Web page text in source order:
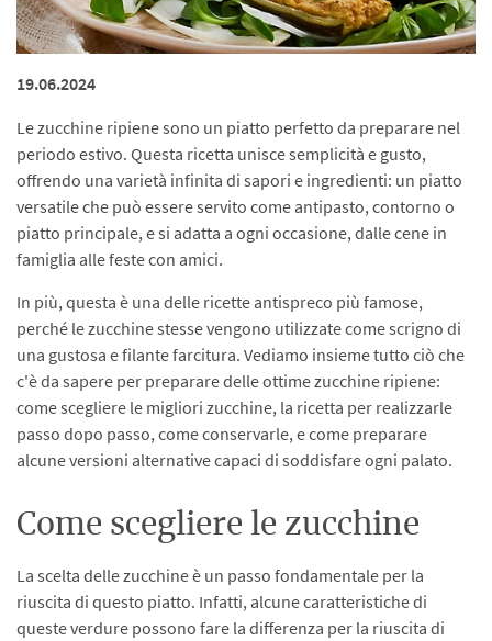
19.06.2024
Le zucchine ripiene sono un piatto perfetto da preparare nel
periodo estivo. Questa ricetta unisce semplicità e gusto,
offrendo una varietà infinita di sapori e ingredienti: un piatto
versatile che può essere servito come antipasto, contorno o
piatto principale, e si adatta a ogni occasione, dalle cene in
famiglia alle feste con amici.
In più, questa è una delle ricette antispreco più famose,
perché le zucchine stesse vengono utilizzate come scrigno di
una gustosa e filante farcitura. Vediamo insieme tutto ciò che
c'è da sapere per preparare delle ottime zucchine ripiene:
come scegliere le migliori zucchine, la ricetta per realizzarle
passo dopo passo, come conservarle, e come preparare
alcune versioni alternative capaci di soddisfare ogni palato.
Come scegliere le zucchine
La scelta delle zucchine è un passo fondamentale per la
riuscita di questo piatto. Infatti, alcune caratteristiche di
queste verdure possono fare la differenza per la riuscita di